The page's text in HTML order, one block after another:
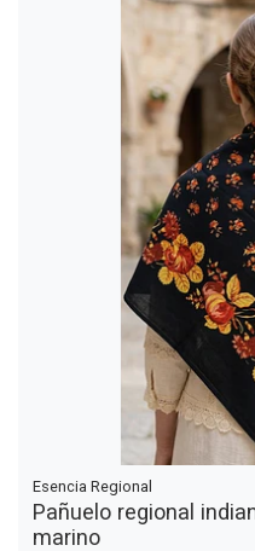
Esencia Regional
Pañuelo regional
marino